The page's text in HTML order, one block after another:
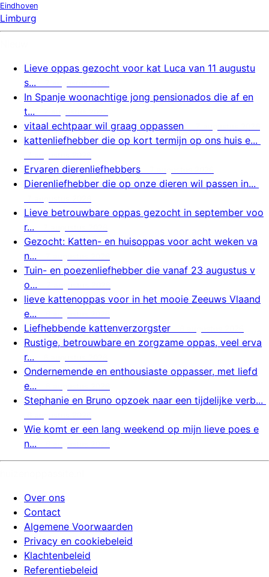
Eindhoven
Limburg
Lieve oppas gezocht voor kat Luca van 11 augustu
s...
In Spanje woonachtige jong pensionados die af en
t...
vitaal echtpaar wil graag oppassen
kattenliefhebber die op kort termijn op ons huis e...
Ervaren dierenliefhebbers
Dierenliefhebber die op onze dieren wil passen in...
Lieve betrouwbare oppas gezocht in september voo
r...
Gezocht: Katten- en huisoppas voor acht weken va
n...
Tuin- en poezenliefhebber die vanaf 23 augustus v
o...
lieve kattenoppas voor in het mooie Zeeuws Vlaand
e...
Liefhebbende kattenverzorgster
Rustige, betrouwbare en zorgzame oppas, veel erva
r...
Ondernemende en enthousiaste oppasser, met liefd
e...
Stephanie en Bruno opzoek naar een tijdelijke verb...
Wie komt er een lang weekend op mijn lieve poes e
n...
Over ons
Contact
Algemene Voorwaarden
Privacy en cookiebeleid
Klachtenbeleid
Referentiebeleid